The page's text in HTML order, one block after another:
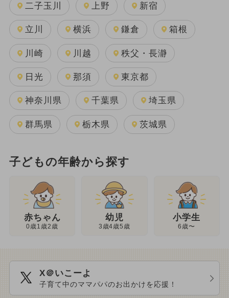
二子玉川 上野 新宿
立川 横浜 鎌倉 箱根
川崎 川越 秩父・長瀞
日光 那須 東京都
神奈川県 千葉県 埼玉県
群馬県 栃木県 茨城県
子どもの年齢から探す
赤ちゃん
0歳1歳2歳
幼児
3歳4歳5歳
小学生
6歳〜
X＠いこーよ
子育て中のママパパのお出かけを応援！